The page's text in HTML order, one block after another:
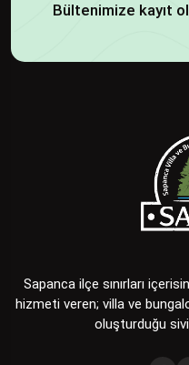
Bültenimize kayıt
Sapanca ilçe sınırları
hizmeti veren; villa ve
oluşturduğu